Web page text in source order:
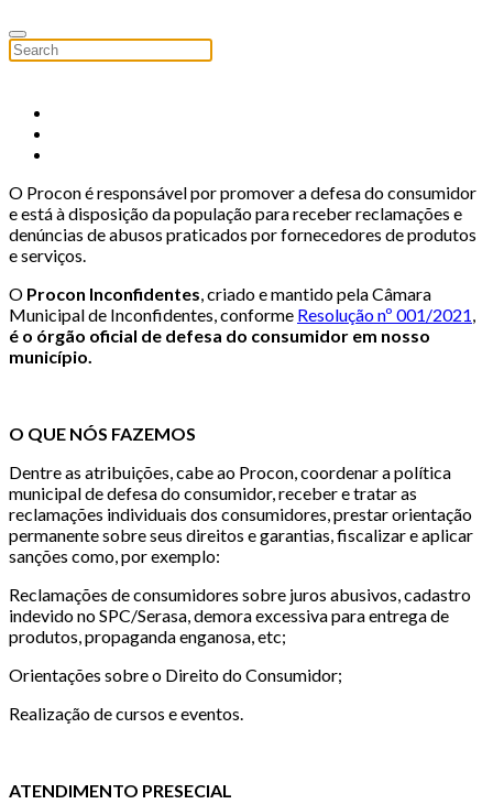
O Procon é responsável por promover a defesa do consumidor
e está à disposição da população para receber reclamações e
denúncias de abusos praticados por fornecedores de produtos
e serviços.
O Procon Inconfidentes, criado e mantido pela Câmara
Municipal de Inconfidentes, conforme Resolução nº 001/2021,
é o órgão oficial de defesa do consumidor em nosso
município.
O QUE NÓS FAZEMOS
Dentre as atribuições, cabe ao Procon, coordenar a política
municipal de defesa do consumidor, receber e tratar as
reclamações individuais dos consumidores, prestar orientação
permanente sobre seus direitos e garantias, fiscalizar e aplicar
sanções como, por exemplo:
Reclamações de consumidores sobre juros abusivos, cadastro
indevido no SPC/Serasa, demora excessiva para entrega de
produtos, propaganda enganosa, etc;
Orientações sobre o Direito do Consumidor;
Realização de cursos e eventos.
ATENDIMENTO PRESECIAL